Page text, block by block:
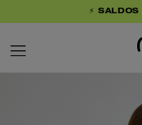
⚡ SALDOS